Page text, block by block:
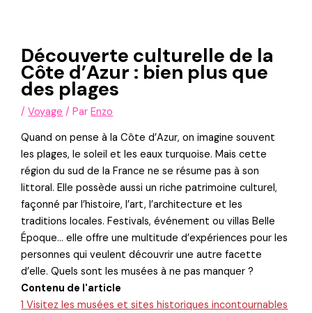
Découverte culturelle de la
Côte d’Azur : bien plus que
des plages
/Voyage / ParEnzo
Quand on pense à la Côte d’Azur, on imagine souvent
les plages, le soleil et les eaux turquoise. Mais cette
région du sud de la France ne se résume pas à son
littoral. Elle possède aussi un riche patrimoine culturel,
façonné par l’histoire, l’art, l’architecture et les
traditions locales. Festivals, événement ou villas Belle
Époque… elle offre une multitude d’expériences pour les
personnes qui veulent découvrir une autre facette
d’elle. Quels sont les musées à ne pas manquer ?
Contenu de l'article
1 Visitez les musées et sites historiques incontournables